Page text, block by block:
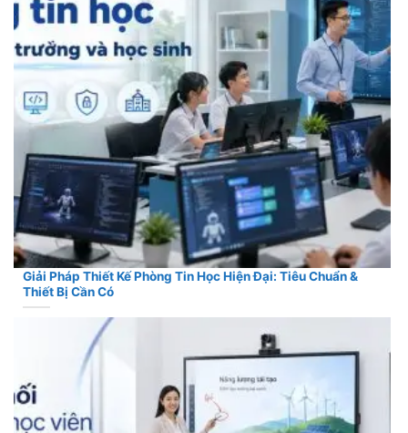
Giải Pháp Thiết Kế Phòng Tin Học Hiện Đại: Tiêu Chuẩn &
Thiết Bị Cần Có